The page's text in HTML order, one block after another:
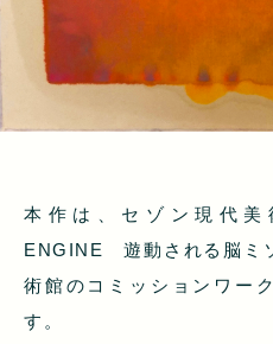
本作は、セゾン現代美
ENGINE 遊動される脳ミ
術館のコミッションワー
す。